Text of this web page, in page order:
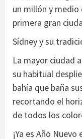
un millón y
primera gran
Sídney y su
La mayor ciudad
su habitual
bahía que baña
recortando el
de todos los
¡Ya es Año